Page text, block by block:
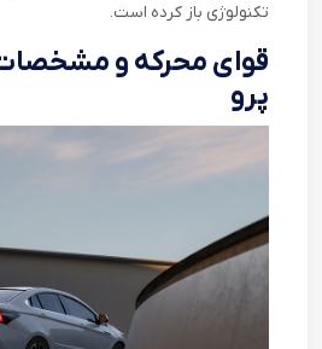
تکنولوژی باز کرده است.
پرو